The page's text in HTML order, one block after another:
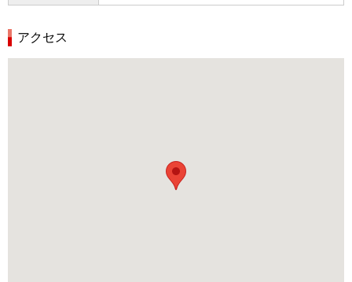
アクセス